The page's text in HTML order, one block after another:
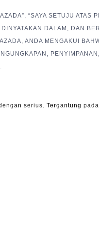
“SAYA SETUJU ATAS
DALAM, DAN
ANDA MENGAKUI
serius. Tergantung